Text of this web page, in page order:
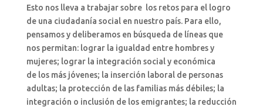
Esto nos lleva a trabajar sobre los retos para el logro
de una ciudadanía social en nuestro país. Para ello,
pensamos y deliberamos en búsqueda de líneas que
nos permitan: lograr la igualdad entre hombres y
mujeres; lograr la integración social y económica
de los más jóvenes; la inserción laboral de personas
adultas; la protección de las familias más débiles; la
integración o inclusión de los emigrantes; la reducción